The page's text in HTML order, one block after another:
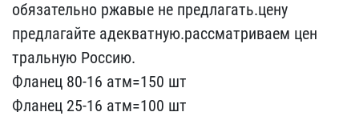
обязат​ельно ржавые не предлага​ть.цену
предлагайте адек​ватную.рассматриваем цен​
тральную Россию.
Фланец ​80-16 атм=150 шт
Фланец​ 25-16 атм=100 шт